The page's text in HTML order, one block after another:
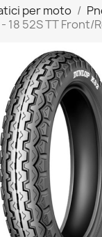
per moto
18 52S TT Front/